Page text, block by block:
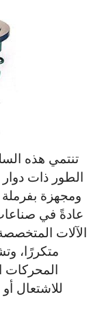
تنتمي هذه
الطور ذات
ومجهزة
عادةً في صناعات
الآلات
متكررًا،
المحركات
للاشتعال